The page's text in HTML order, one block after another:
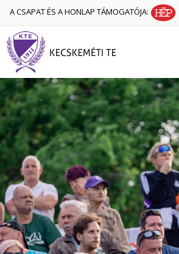
A CSAPAT ÉS A HONLAP TÁMOGATÓJA: